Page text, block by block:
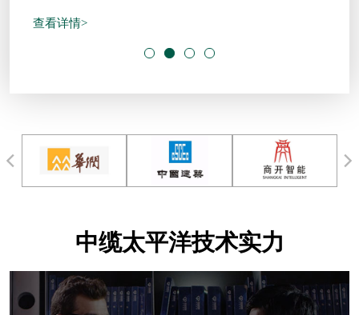
查看详情>
中缆太平洋技术实力